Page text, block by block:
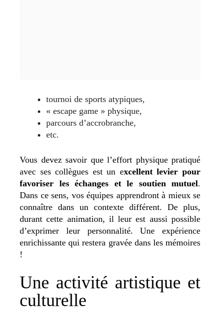
tournoi de sports atypiques,
« escape game » physique,
parcours d’accrobranche,
etc.
Vous devez savoir que l’effort physique pratiqué
avec ses collègues est un excellent levier pour
favoriser les échanges et le soutien mutuel.
Dans ce sens, vos équipes apprendront à mieux se
connaître dans un contexte différent. De plus,
durant cette animation, il leur est aussi possible
d’exprimer leur personnalité. Une expérience
enrichissante qui restera gravée dans les mémoires
!
Une activité artistique et
culturelle